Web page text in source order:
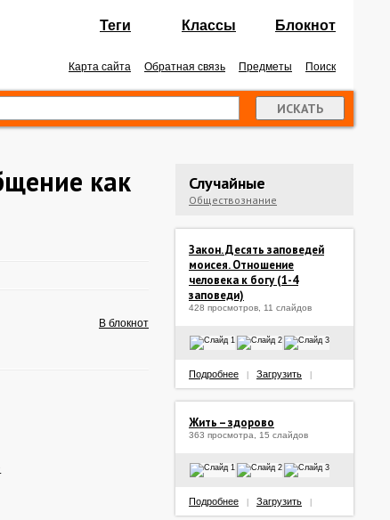
Теги Классы Блокнот
Карта сайта Обратная связь Предметы Поиск
как
В блокнот
Случайные
Обществознание
Закон. Десять заповедей
моисея. Отношение
человека к богу (1-4
заповеди)
428 просмотров, 11 слайдов
Подробнее Загрузить
Жить – здорово
363 просмотра, 15 слайдов
Подробнее Загрузить